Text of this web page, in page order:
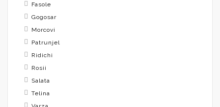
Fasole
Gogosar
Morcovi
Patrunjel
Ridichi
Rosii
Salata
Telina